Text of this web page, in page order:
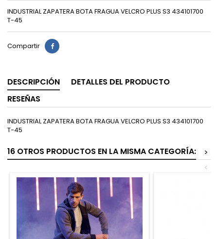
INDUSTRIAL ZAPATERA BOTA FRAGUA VELCRO PLUS S3 434101700
T-45
Compartir
DESCRIPCIÓN
DETALLES DEL PRODUCTO
RESEÑAS
INDUSTRIAL ZAPATERA BOTA FRAGUA VELCRO PLUS S3 434101700
T-45
16 OTROS PRODUCTOS EN LA MISMA CATEGORÍA:
>
<